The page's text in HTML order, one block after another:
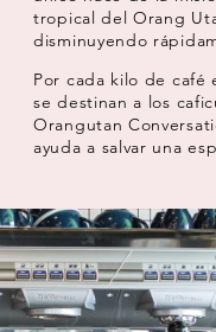
tropical del Orang
disminuyendo
Por cada kilo de café
se destinan a los
Orangutan
ayuda a salvar una